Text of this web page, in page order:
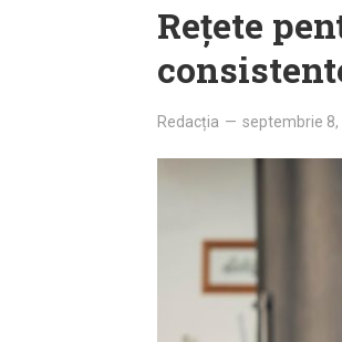
Rețete
Redacția — septembrie 8,